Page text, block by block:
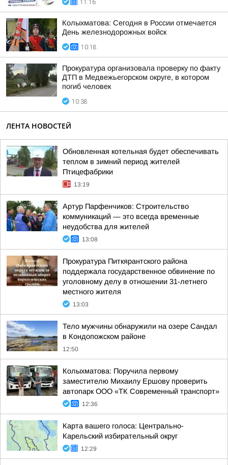
11:16
Колыхматова: Сегодня в России отмечается
День железнодорожных войск
10:18
Прокуратура организовала проверку по факту
ДТП в Медвежьегорском округе, в котором
погиб человек
10:38
ЛЕНТА НОВОСТЕЙ
Обновленная котельная будет обеспечивать
теплом в зимний период жителей
Птицефабрики
13:19
Артур Парфенчиков: Строительство
коммуникаций — это всегда временные
неудобства для жителей
13:08
Прокуратура Питкярантского района
поддержала государственное обвинение по
уголовному делу в отношении 31-летнего
местного жителя
13:03
Тело мужчины обнаружили на озере Сандал
в Кондопожском районе
12:50
Колыхматова: Поручила первому
заместителю Михаилу Ершову проверить
автопарк ООО «ТК Современный транспорт»
12:36
Карта вашего голоса: Центрально-
Карельский избирательный округ
12:29